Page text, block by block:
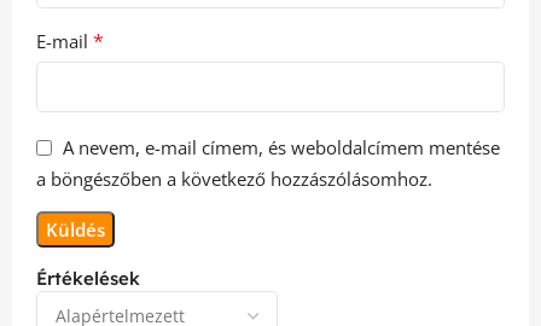
Értékelések
E-mail *
A nevem, e-mail címem, és weboldalcímem mentése
a böngészőben a következő hozzászólásomhoz.